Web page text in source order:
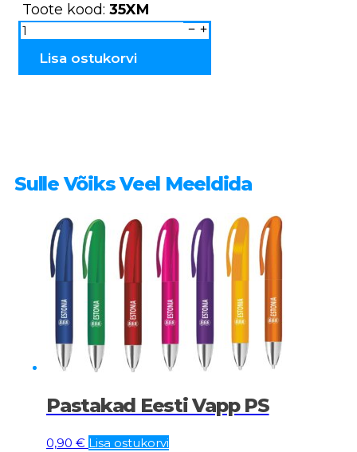
Toote kood: 35XM
Kapad
keraamilised
Estonia
35X
Lisa ostukorvi
Sulle Võiks Veel Meeldida
Pastakad Eesti Vapp PS
0,90 € Lisa ostukorvi